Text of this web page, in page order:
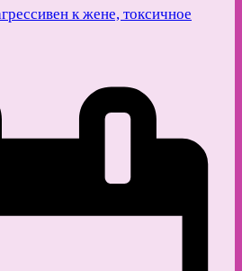
к жене, токсичное